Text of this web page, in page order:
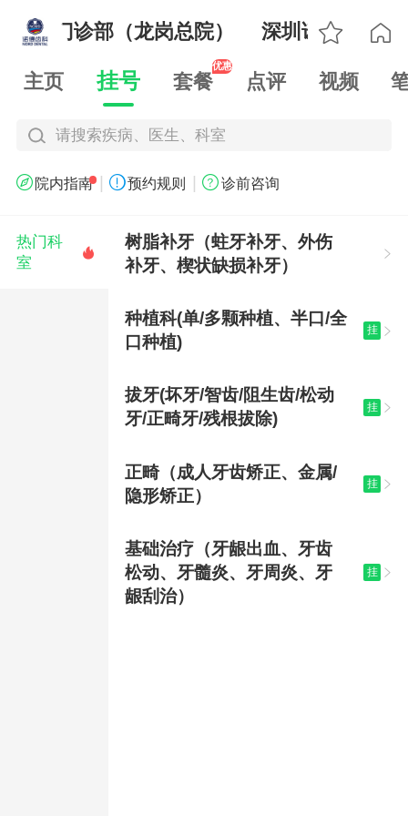
口腔门诊部（龙岗总院） 深圳诺德松柏口
 
主页 挂号 套餐
优惠
点评 视频
请搜索疾病、医生、科室
 院内指南 预约规则 诊前咨询
热门科
室

树脂补牙（蛀牙补牙、外伤
补牙、楔状缺损补牙）

种植科(单/多颗种植、半口/全
口种植)
挂 
拔牙(坏牙/智齿/阻生齿/松动
牙/正畸牙/残根拔除)
挂 
正畸（成人牙齿矫正、金属/
隐形矫正）
挂 
基础治疗（牙龈出血、牙齿
松动、牙髓炎、牙周炎、牙
龈刮治）
挂 